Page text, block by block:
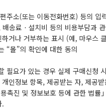
주소(또는 이동전화번호) 등의 입
송료ㆍ설치비 등의 비용부담과
거나 거부하는 표시 (예, 마우스
“몰”의 확인에 대한 동의
필요가 있는 경우 실제 구매신청
인정보 항목, 제공받는 자, 제공
촉진 및 정보보호 등에 관한 법
.